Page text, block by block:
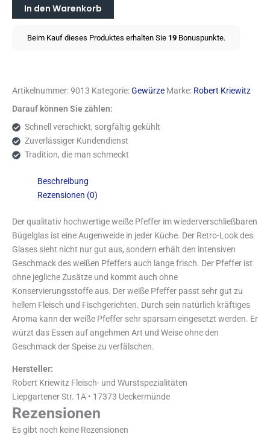
In den Warenkorb
Beim Kauf dieses Produktes erhalten Sie 19 Bonuspunkte.
Artikelnummer:9013 Kategorie:Gewürze Marke: Robert Kriewitz
Darauf können Sie zählen:
Schnell verschickt, sorgfältig gekühlt
Zuverlässiger Kundendienst
Tradition, die man schmeckt
Beschreibung
Rezensionen (0)
Der qualitativ hochwertige weiße Pfeffer im wiederverschließbaren
Bügelglas ist eine Augenweide in jeder Küche. Der Retro-Look des
Glases sieht nicht nur gut aus, sondern erhält den intensiven
Geschmack des weißen Pfeffers auch lange frisch. Der Pfeffer ist
ohne jegliche Zusätze und kommt auch ohne
Konservierungsstoffe aus. Der weiße Pfeffer passt sehr gut zu
hellem Fleisch und Fischgerichten. Durch sein natürlich kräftiges
Aroma kann der weiße Pfeffer sehr sparsam eingesetzt werden. Er
würzt das Essen auf angehmen Art und Weise ohne den
Geschmack der Speise zu verfälschen.
Hersteller:
Robert Kriewitz Fleisch- und Wurstspezialitäten
Liepgartener Str. 1A • 17373 Ueckermünde
Rezensionen
Es gibt noch keine Rezensionen